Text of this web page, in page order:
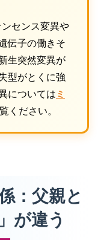
ンセンス変異や
伝子の働きそ
生突然変異が
型がとくに強
については ミ
ください。
：父親と
が違う